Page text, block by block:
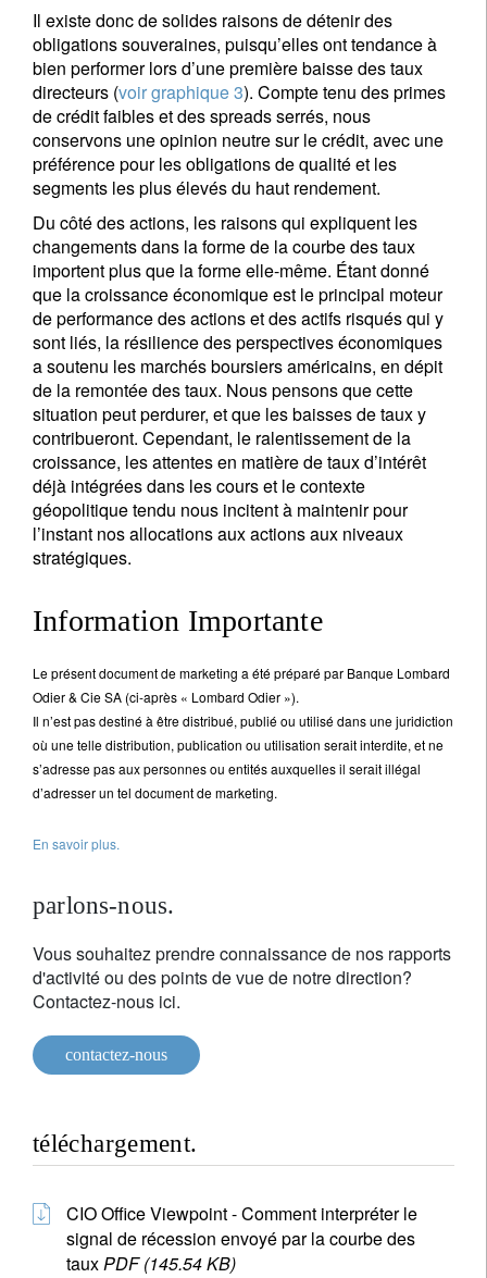
Il existe donc de solides raisons de détenir des
obligations souveraines, puisqu’elles ont tendance à
bien performer lors d’une première baisse des taux
directeurs (voir graphique 3). Compte tenu des primes
de crédit faibles et des spreads serrés, nous
conservons une opinion neutre sur le crédit, avec une
préférence pour les obligations de qualité et les
segments les plus élevés du haut rendement.
Du côté des actions, les raisons qui expliquent les
changements dans la forme de la courbe des taux
importent plus que la forme elle-même. Étant donné
que la croissance économique est le principal moteur
de performance des actions et des actifs risqués qui y
sont liés, la résilience des perspectives économiques
a soutenu les marchés boursiers américains, en dépit
de la remontée des taux. Nous pensons que cette
situation peut perdurer, et que les baisses de taux y
contribueront. Cependant, le ralentissement de la
croissance, les attentes en matière de taux d’intérêt
déjà intégrées dans les cours et le contexte
géopolitique tendu nous incitent à maintenir pour
l’instant nos allocations aux actions aux niveaux
stratégiques.
Information Importante
Le présent document de marketing a été préparé par Banque Lombard
Odier & Cie SA (ci-après « Lombard Odier »).
Il n’est pas destiné à être distribué, publié ou utilisé dans une juridiction
où une telle distribution, publication ou utilisation serait interdite, et ne
s’adresse pas aux personnes ou entités auxquelles il serait illégal
d’adresser un tel document de marketing.
En savoir plus.
parlons-nous.
Vous souhaitez prendre connaissance de nos rapports
d'activité ou des points de vue de notre direction?
Contactez-nous ici.
contactez-nous
téléchargement.
CIO Office Viewpoint - Comment interpréter le
signal de récession envoyé par la courbe des
tauxPDF (145.54 KB)